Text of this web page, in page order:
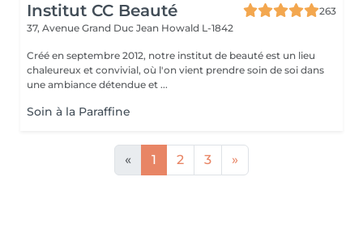
Institut CC Beauté
263
37, Avenue Grand Duc Jean Howald L-1842
Créé en septembre 2012, notre institut de beauté est un lieu
chaleureux et convivial, où l'on vient prendre soin de soi dans
une ambiance détendue et ...
Soin à la Paraffine
« 1 2 3 »